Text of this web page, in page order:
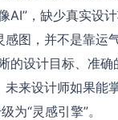
AI”，缺少真实设计
图，并不是靠运
的设计目标、准确
未来设计师如果能
为“灵感引擎”。